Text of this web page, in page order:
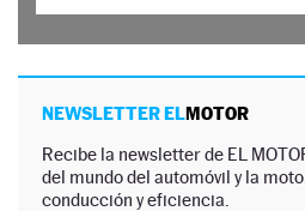
NEWSLETTER ELMOTOR
Recibe la newsletter de EL
del mundo del automóvil y la
conducción y eficiencia.